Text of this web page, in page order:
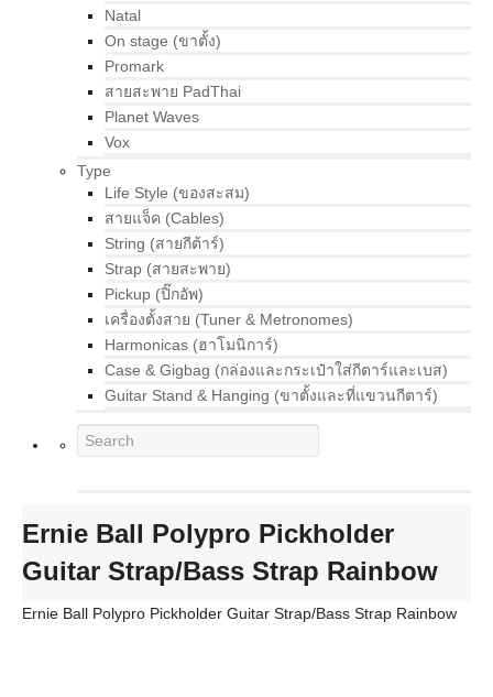
Natal
On stage (ขาตั้ง)
Promark
สายสะพาย PadThai
Planet Waves
Vox
Type
Life Style (ของสะสม)
สายแจ็ค (Cables)
String (สายกีต้าร์)
Strap (สายสะพาย)
Pickup (ปิ๊กอัพ)
เครื่องตั้งสาย (Tuner & Metronomes)
Harmonicas (ฮาโมนิการ์)
Case & Gigbag (กล่องและกระเป๋าใส่กีตาร์และเบส)
Guitar Stand & Hanging (ขาตั้งและที่แขวนกีตาร์)
Ernie Ball Polypro Pickholder
Guitar Strap/Bass Strap Rainbow
Ernie Ball Polypro Pickholder Guitar Strap/Bass Strap Rainbow